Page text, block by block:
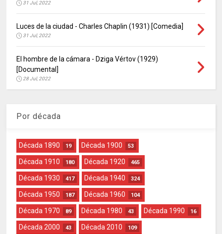
31 Jul, 2022
Luces de la ciudad - Charles Chaplin (1931) [Comedia]
31 Jul, 2022
El hombre de la cámara - Dziga Vértov (1929)
[Documental]
28 Jul, 2022
Por década
Década 1890 19 Década 1900 53
Década 1910 180 Década 1920 465
Década 1930 417 Década 1940 324
Década 1950 187 Década 1960 104
Década 1970 89 Década 1980 43 Década 1990 16
Década 2000 43 Década 2010 109